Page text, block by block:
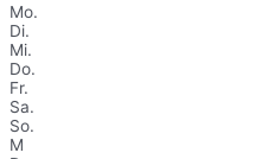
Mo.
Di.
Mi.
Do.
Fr.
Sa.
So.
M